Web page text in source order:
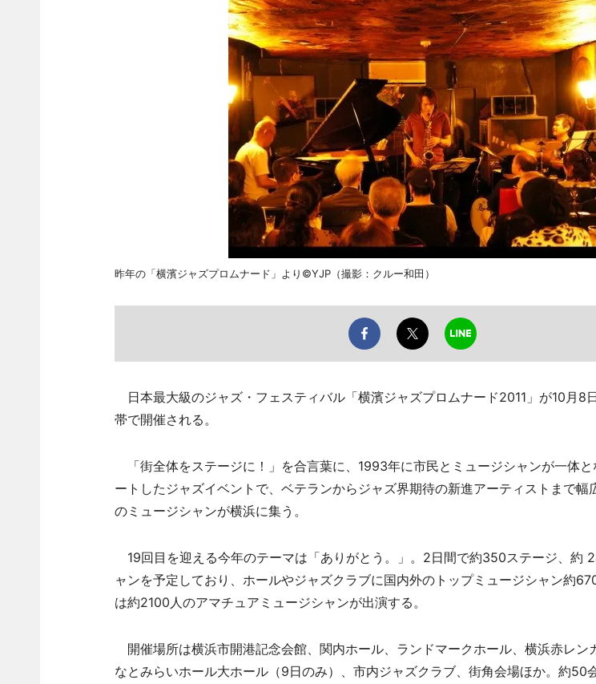
昨年の「横濱ジャズプロムナード」より©YJP（撮影：クルー和田）
日本最大級のジャズ・フェスティバル「横濱ジャズプロムナード2011」が10月8
帯で開催される。
「街全体をステージに！」を合言葉に、1993年に市民とミュージシャンが一体と
ートしたジャズイベントで、ベテランからジャズ界期待の新進アーティストまで幅
のミュージシャンが横浜に集う。
19回目を迎える今年のテーマは「ありがとう。」。2日間で約350ステージ、約
ャンを予定しており、ホールやジャズクラブに国内外のトップミュージシャン約
は約2100人のアマチュアミュージシャンが出演する。
開催場所は横浜市開港記念会館、関内ホール、ランドマークホール、横浜赤レン
なとみらいホール大ホール（9日のみ）、市内ジャズクラブ、街角会場ほか。約50